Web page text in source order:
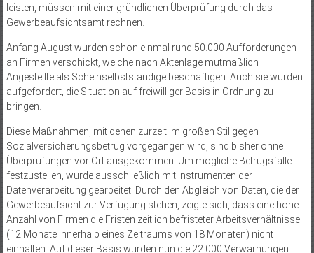
leisten, müssen mit einer gründlichen Überprüfung durch das
Gewerbeaufsichtsamt rechnen.
Anfang August wurden schon einmal rund 50.000 Aufforderungen
an Firmen verschickt, welche nach Aktenlage mutmaßlich
Angestellte als Scheinselbstständige beschäftigen. Auch sie wurden
aufgefordert, die Situation auf freiwilliger Basis in Ordnung zu
bringen.
Diese Maßnahmen, mit denen zurzeit im großen Stil gegen
Sozialversicherungsbetrug vorgegangen wird, sind bisher ohne
Überprüfungen vor Ort ausgekommen. Um mögliche Betrugsfälle
festzustellen, wurde ausschließlich mit Instrumenten der
Datenverarbeitung gearbeitet. Durch den Abgleich von Daten, die der
Gewerbeaufsicht zur Verfügung stehen, zeigte sich, dass eine hohe
Anzahl von Firmen die Fristen zeitlich befristeter Arbeitsverhältnisse
(12 Monate innerhalb eines Zeitraums von 18 Monaten) nicht
einhalten. Auf dieser Basis wurden nun die 22.000 Verwarnungen